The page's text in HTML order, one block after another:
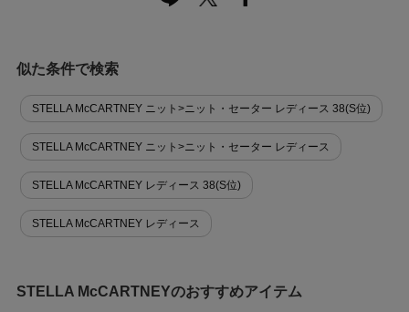
似た条件で検索
STELLA McCARTNEY ニット>ニット・セーター レディース 38(S位)
STELLA McCARTNEY ニット>ニット・セーター レディース
STELLA McCARTNEY レディース 38(S位)
STELLA McCARTNEY レディース
STELLA McCARTNEYのおすすめアイテム